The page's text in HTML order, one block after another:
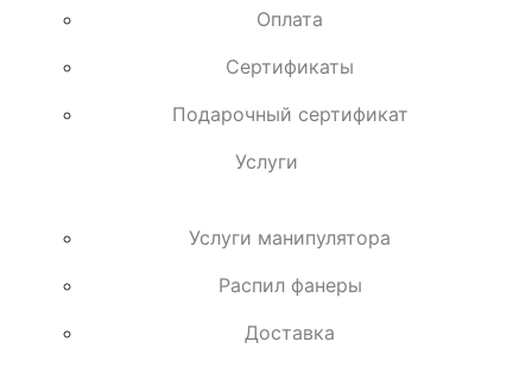
Оплата
Сертификаты
Подарочный сертификат
Услуги
Услуги манипулятора
Распил фанеры
Доставка